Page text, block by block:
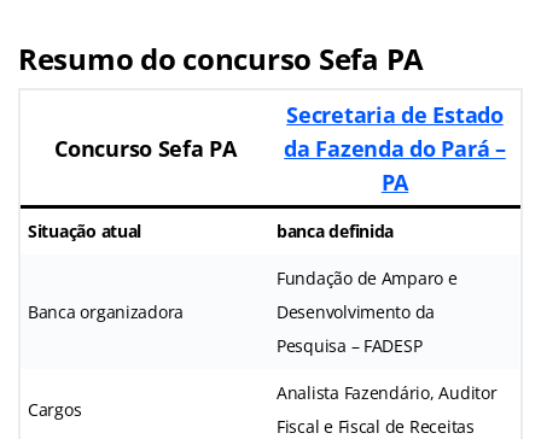
Resumo do concurso Sefa PA
Concurso Sefa PA
Secretaria de Estado
da Fazenda do Pará –
PA
Situação atual banca definida
Banca organizadora
Fundação de Amparo e
Desenvolvimento da
Pesquisa – FADESP
Cargos
Analista Fazendário, Auditor
Fiscal e Fiscal de Receitas